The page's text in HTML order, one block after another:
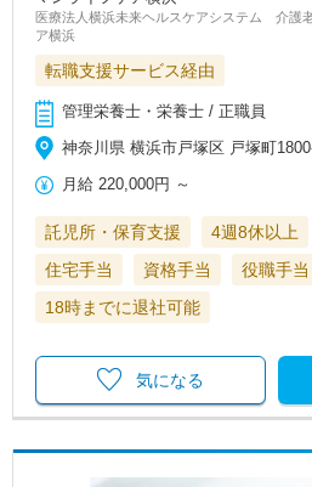
医療法人横浜未来ヘルスケアシステム 介護
ア横浜
転職支援サービス経由
管理栄養士・栄養士 / 正職員
神奈川県 横浜市戸塚区 戸塚町
月給 220,000円 ～
託児所・保育支援 4週8休以上
住宅手当
資格手当
役職手当
18時までに退社可能
気になる